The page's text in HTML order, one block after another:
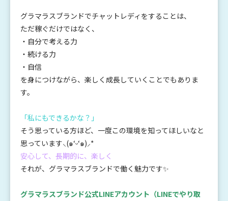
グラマラスブランドでチャットレディをすることは、
ただ稼ぐだけではなく、
・自分で考える力
・続ける力
・自信
を身につけながら、楽しく成長していくことでもありま
す。
「私にもできるかな？」
そう思っている方ほど、一度この環境を知ってほしいなと
思っています⸜(๑‘ᵕ‘๑)⸝*
安心して、長期的に、楽しく
それが、グラマラスブランドで働く魅力です✨
グラマラスブランド公式LINEアカウント （LINEでやり取